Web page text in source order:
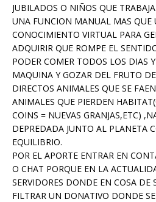
JUBILADOS O NIÑOS QUE
UNA FUNCION MANUAL MAS QUE
CONOCIMIENTO VIRTUAL PARA
ADQUIRIR QUE ROMPE EL
PODER COMER TODOS LOS DIAS
MAQUINA Y GOZAR DEL FRUTO
DIRECTOS ANIMALES QUE SE
ANIMALES QUE PIERDEN
COINS = NUEVAS GRANJAS,ETC)
DEPREDADA JUNTO AL PLANETA
EQUILIBRIO.
POR EL APORTE ENTRAR EN
O CHAT PORQUE EN LA
SERVIDORES DONDE EN COSA DE
FILTRAR UN DONATIVO DONDE